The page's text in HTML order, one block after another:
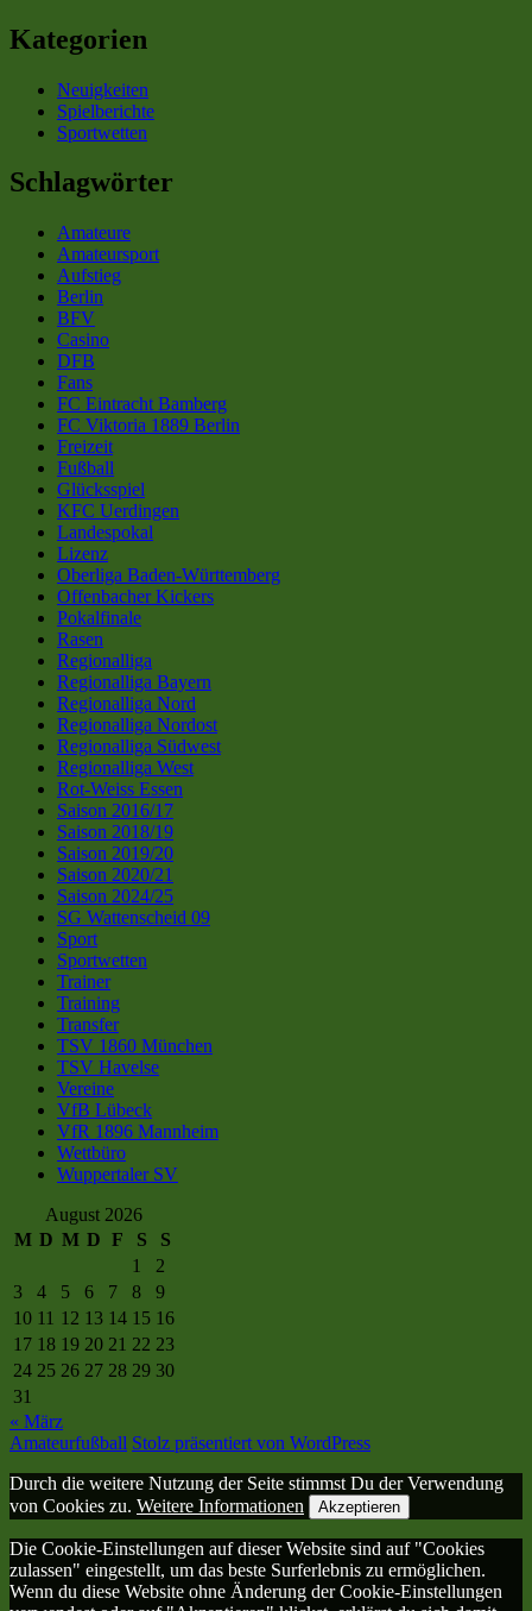
Kategorien
Neuigkeiten
Spielberichte
Sportwetten
Schlagwörter
Amateure
Amateursport
Aufstieg
Berlin
BFV
Casino
DFB
Fans
FC Eintracht Bamberg
FC Viktoria 1889 Berlin
Freizeit
Fußball
Glücksspiel
KFC Uerdingen
Landespokal
Lizenz
Oberliga Baden-Württemberg
Offenbacher Kickers
Pokalfinale
Rasen
Regionalliga
Regionalliga Bayern
Regionalliga Nord
Regionalliga Nordost
Regionalliga Südwest
Regionalliga West
Rot-Weiss Essen
Saison 2016/17
Saison 2018/19
Saison 2019/20
Saison 2020/21
Saison 2024/25
SG Wattenscheid 09
Sport
Sportwetten
Trainer
Training
Transfer
TSV 1860 München
TSV Havelse
Vereine
VfB Lübeck
VfR 1896 Mannheim
Wettbüro
Wuppertaler SV
August 2026
M D M D F S
S
1
2
3
4 5 6 7 8
9
10 11 12 13 14 15 16
17 18 19 20 21 22 23
24 25 26 27 28 29 30
31
« März
Amateurfußball Stolz präsentiert von WordPress
Durch die weitere Nutzung der Seite stimmst Du der Verwendung
von Cookies zu. Weitere Informationen Akzeptieren
Die Cookie-Einstellungen auf dieser Website sind auf "Cookies
zulassen" eingestellt, um das beste Surferlebnis zu ermöglichen.
Wenn du diese Website ohne Änderung der Cookie-Einstellungen